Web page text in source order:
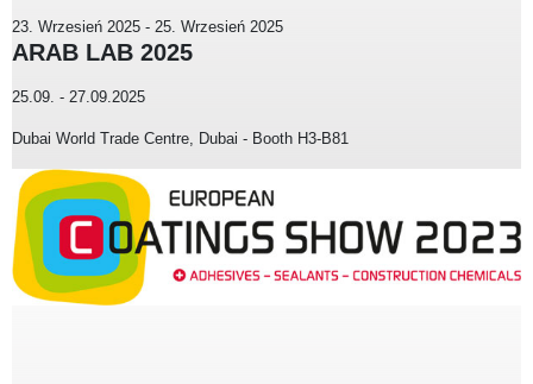
23. Wrzesień 2025 - 25. Wrzesień 2025
ARAB LAB 2025
25.09. - 27.09.2025
Dubai World Trade Centre, Dubai - Booth H3-B81